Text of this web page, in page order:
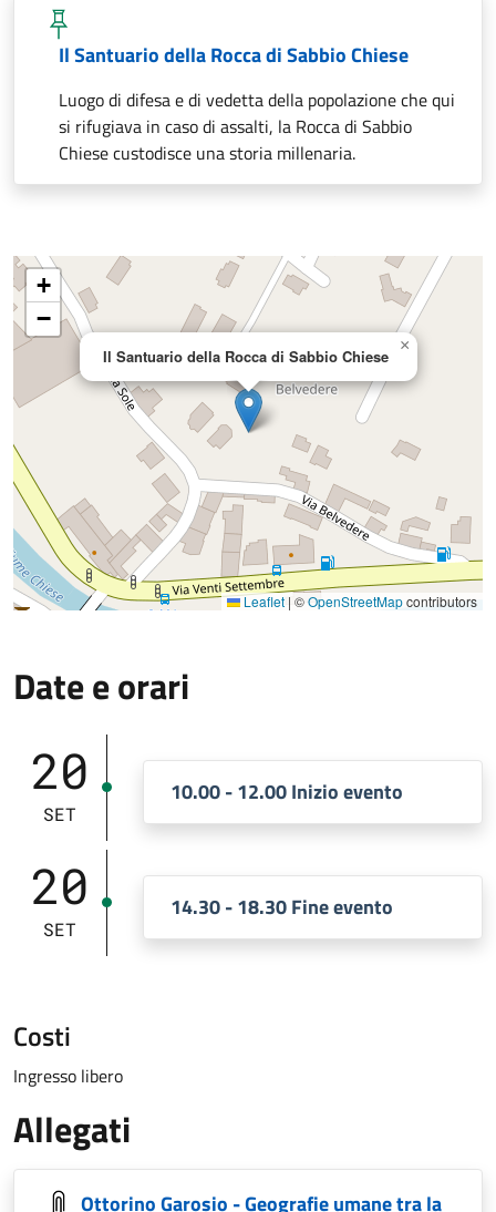
Il Santuario della Rocca di Sabbio Chiese
Luogo di difesa e di vedetta della popolazione che qui
si rifugiava in caso di assalti, la Rocca di Sabbio
Chiese custodisce una storia millenaria.
Il Santuario della Rocca di Sabbio Chiese
×
+
−
Leaflet | ©OpenStreetMapcontributors
Date e orari
20
SET
10.00 - 12.00 Inizio evento
20
SET
14.30 - 18.30 Fine evento
Costi
Ingresso libero
Allegati
Ottorino Garosio - Geografie umane tra la